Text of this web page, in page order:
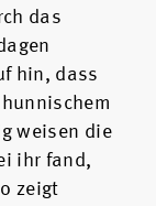
das
hin, dass
weisen die
ihr fand,
zeigt